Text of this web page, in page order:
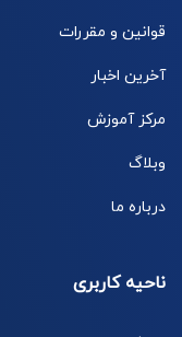
قوانین و مقررات
آخرین اخبار
مرکز آموزش
وبلاگ
درباره ما
ناحیه کاربری